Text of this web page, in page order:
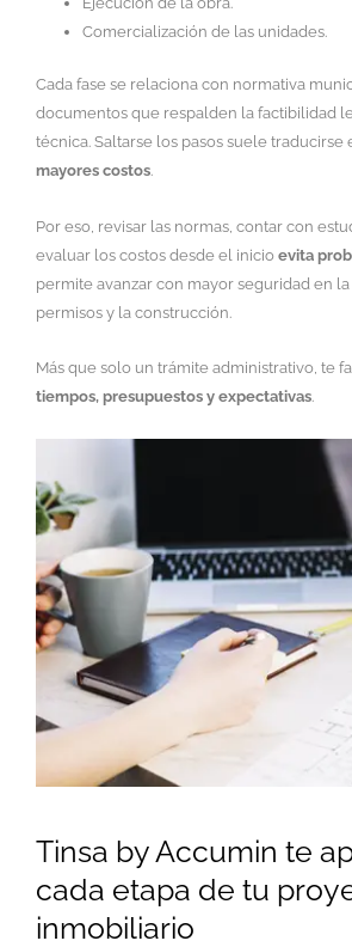
Comercialización de las unidades.
Cada fase se relaciona con normativa
documentos que respalden la factibilidad
técnica. Saltarse los pasos suele traducirse
mayores costos
Por eso, revisar las normas, contar con
evaluar los costos desde el inicio evita
permite avanzar con mayor seguridad en
permisos y la construcción.
Más que solo un trámite administrativo, te
tiempos, presupuestos y expectativas.
Tinsa by Accumin te
cada etapa de tu
inmobiliario